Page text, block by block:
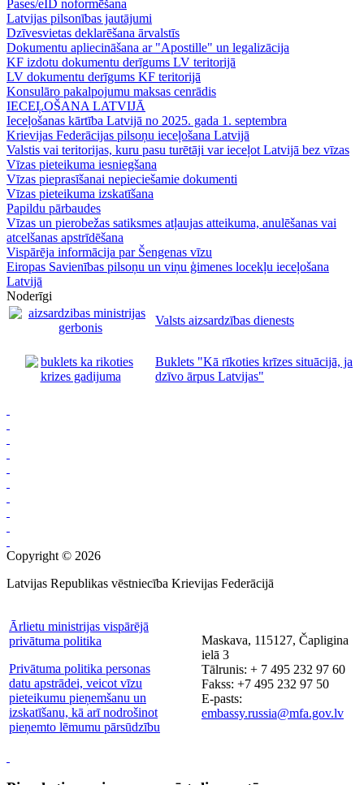
Pases/eID noformēšana
Latvijas pilsonības jautājumi
Dzīvesvietas deklarēšana ārvalstīs
Dokumentu apliecināšana ar "Apostille" un legalizācija
KF izdotu dokumentu derīgums LV teritorijā
LV dokumentu derīgums KF teritorijā
Konsulāro pakalpojumu maksas cenrādis
IECEĻOŠANA LATVIJĀ
Ieceļošanas kārtība Latvijā no 2025. gada 1. septembra
Krievijas Federācijas pilsoņu ieceļošana Latvijā
Valstis vai teritorijas, kuru pasu turētāji var ieceļot Latvijā bez vīzas
Vīzas pieteikuma iesniegšana
Vīzas pieprasīšanai nepieciešamie dokumenti
Vīzas pieteikuma izskatīšana
Papildu pārbaudes
Vīzas un pierobežas satiksmes atļaujas atteikuma, anulēšanas vai
atcelšanas apstrīdēšana
Vispārēja informācija par Šengenas vīzu
Eiropas Savienības pilsoņu un viņu ģimenes locekļu ieceļošana
Latvijā
Noderīgi
Valsts aizsardzības dienests
Buklets "Kā rīkoties krīzes situācijā, ja
dzīvo ārpus Latvijas"
Copyright © 2026
Latvijas Republikas vēstniecība Krievijas Federācijā
Ārlietu ministrijas vispārējā
privātuma politika
Privātuma politika personas
datu apstrādei, veicot vīzu
pieteikumu pieņemšanu un
izskatīšanu, kā arī nodrošinot
pieņemto lēmumu pārsūdzību
Maskava, 115127, Čapligina
ielā 3
Tālrunis: + 7 495 232 97 60
Fakss: +7 495 232 97 50
E-pasts:
embassy.russia@mfa.gov.lv